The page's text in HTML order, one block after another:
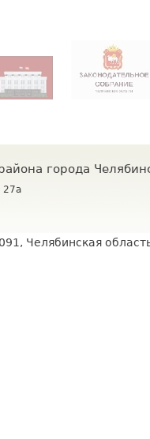
города
27а
Челябинская